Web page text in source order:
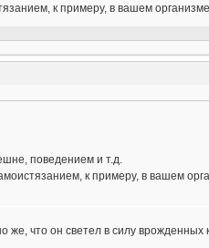
к примеру, в вашем
поведением и т.д.
к примеру, в вашем
что он светел в силу врожденных